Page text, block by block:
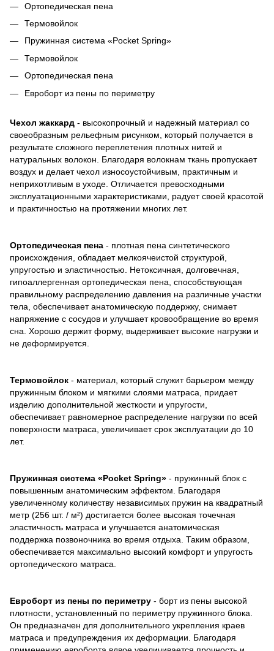
Ортопедическая пена
Термовойлок
Пружинная система «Pocket Spring»
Термовойлок
Ортопедическая пена
Евроборт из пены по периметру
Чехол жаккард - высокопрочный и надежный материал со
своеобразным рельефным рисунком, который получается в
результате сложного переплетения плотных нитей и
натуральных волокон. Благодаря волокнам ткань пропускает
воздух и делает чехол износоустойчивым, практичным и
неприхотливым в уходе. Отличается превосходными
эксплуатационными характеристиками, радует своей красотой
и практичностью на протяжении многих лет.
Ортопедическая пена - плотная пена синтетического
происхождения, обладает мелкоячеистой структурой,
упругостью и эластичностью. Нетоксичная, долговечная,
гипоаллергенная ортопедическая пена, способствующая
правильному распределению давления на различные участки
тела, обеспечивает анатомическую поддержку, снимает
напряжение с сосудов и улучшает кровообращение во время
сна. Хорошо держит форму, выдерживает высокие нагрузки и
не деформируется.
Термовойлок - материал, который служит барьером между
пружинным блоком и мягкими слоями матраса, придает
изделию дополнительной жесткости и упругости,
обеспечивает равномерное распределение нагрузки по всей
поверхности матраса, увеличивает срок эксплуатации до 10
лет.
Пружинная система «Pocket Spring» - пружинный блок с
повышенным анатомическим эффектом. Благодаря
увеличенному количеству независимых пружин на квадратный
метр (256 шт. / м²) достигается более высокая точечная
эластичность матраса и улучшается анатомическая
поддержка позвоночника во время отдыха. Таким образом,
обеспечивается максимально высокий комфорт и упругость
ортопедического матраса.
Евроборт из пены по периметру - борт из пены высокой
плотности, установленный по периметру пружинного блока.
Он предназначен для дополнительного укрепления краев
матраса и предупреждения их деформации. Благодаря